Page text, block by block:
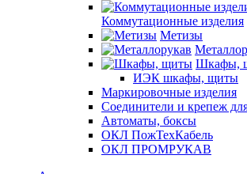
Коммутационные изделия
Метизы
Шкафы,
ИЭК шкафы, щиты
Маркировочные изделия
Соединители и крепеж
Автоматы, боксы
ОКЛ ПожТехКабель
ОКЛ ПРОМРУКАВ